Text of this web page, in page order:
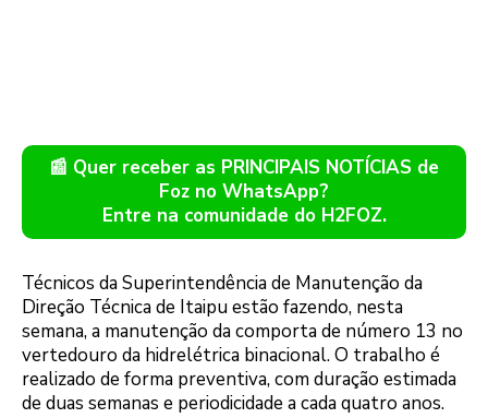
📰 Quer receber as PRINCIPAIS NOTÍCIAS de
Foz no WhatsApp?
Entre na comunidade do H2FOZ.
Técnicos da Superintendência de Manutenção da
Direção Técnica de Itaipu estão fazendo, nesta
semana, a manutenção da comporta de número 13 no
vertedouro da hidrelétrica binacional. O trabalho é
realizado de forma preventiva, com duração estimada
de duas semanas e periodicidade a cada quatro anos.